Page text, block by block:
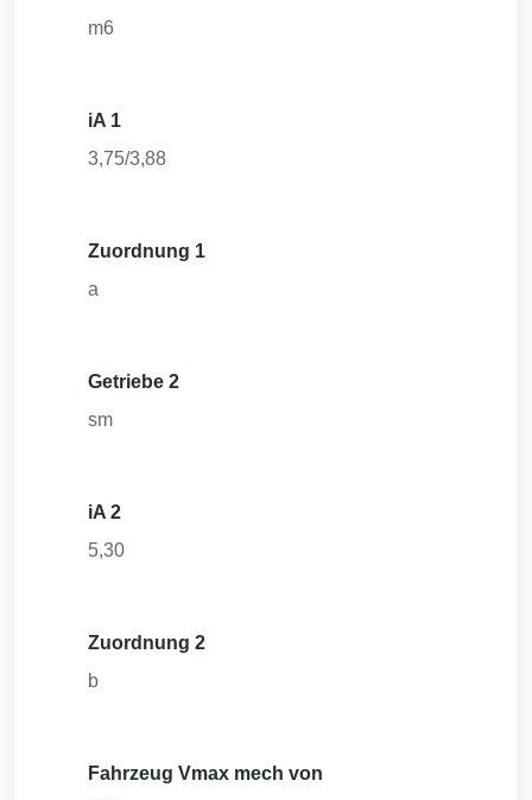
m6
iA 1
3,75/3,88
Zuordnung 1
a
Getriebe 2
sm
iA 2
5,30
Zuordnung 2
b
Fahrzeug Vmax mech von